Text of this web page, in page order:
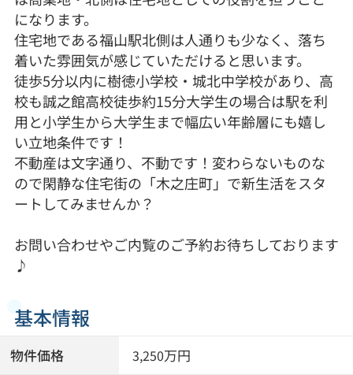
になります。
住宅地である福山駅北側は人通りも少なく、落ち
着いた雰囲気が感じていただけると思います。
徒歩5分以内に樹徳小学校・城北中学校があり、高
校も誠之館高校徒歩約15分大学生の場合は駅を利
用と小学生から大学生まで幅広い年齢層にも嬉し
い立地条件です！
不動産は文字通り、不動です！変わらないものな
ので閑静な住宅街の「木之庄町」で新生活をスタ
ートしてみませんか？
お問い合わせやご内覧のご予約お待ちしております
♪
基本情報
物件価格 3,250万円